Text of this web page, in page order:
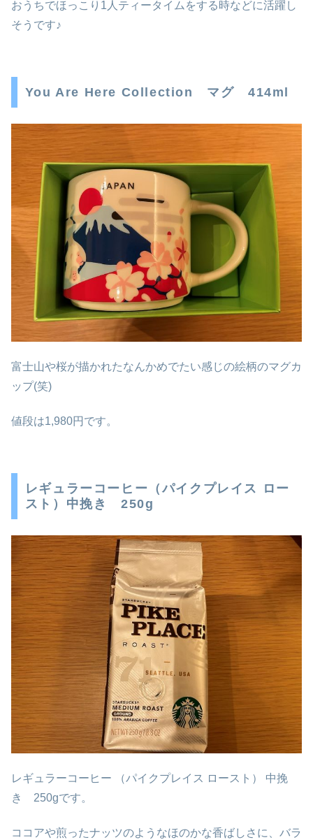
おうちでほっこり1人ティータイムをする時などに活躍し
そうです♪
You Are Here Collection マグ 414ml
富士山や桜が描かれたなんかめでたい感じの絵柄のマグカ
ップ(笑)
値段は1,980円です。
レギュラーコーヒー（パイクプレイス ロー
スト）中挽き 250g
レギュラーコーヒー （パイクプレイス ロースト）
中挽
き 250gです。
ココアや煎ったナッツのようなほのかな香ばしさに、バラ